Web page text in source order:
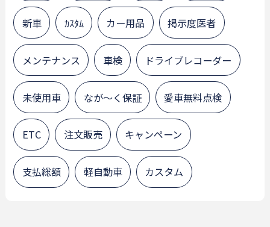
新車 ｶｽﾀﾑ カー用品 掲示度医者
メンテナンス 車検 ドライブレコーダー
未使用車 なが～く保証 愛車無料点検
ETC 注文販売 キャンペーン
支払総額 軽自動車 カスタム